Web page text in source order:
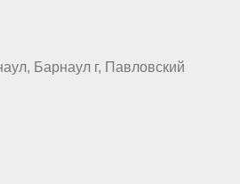
Барнаул г, Павловский